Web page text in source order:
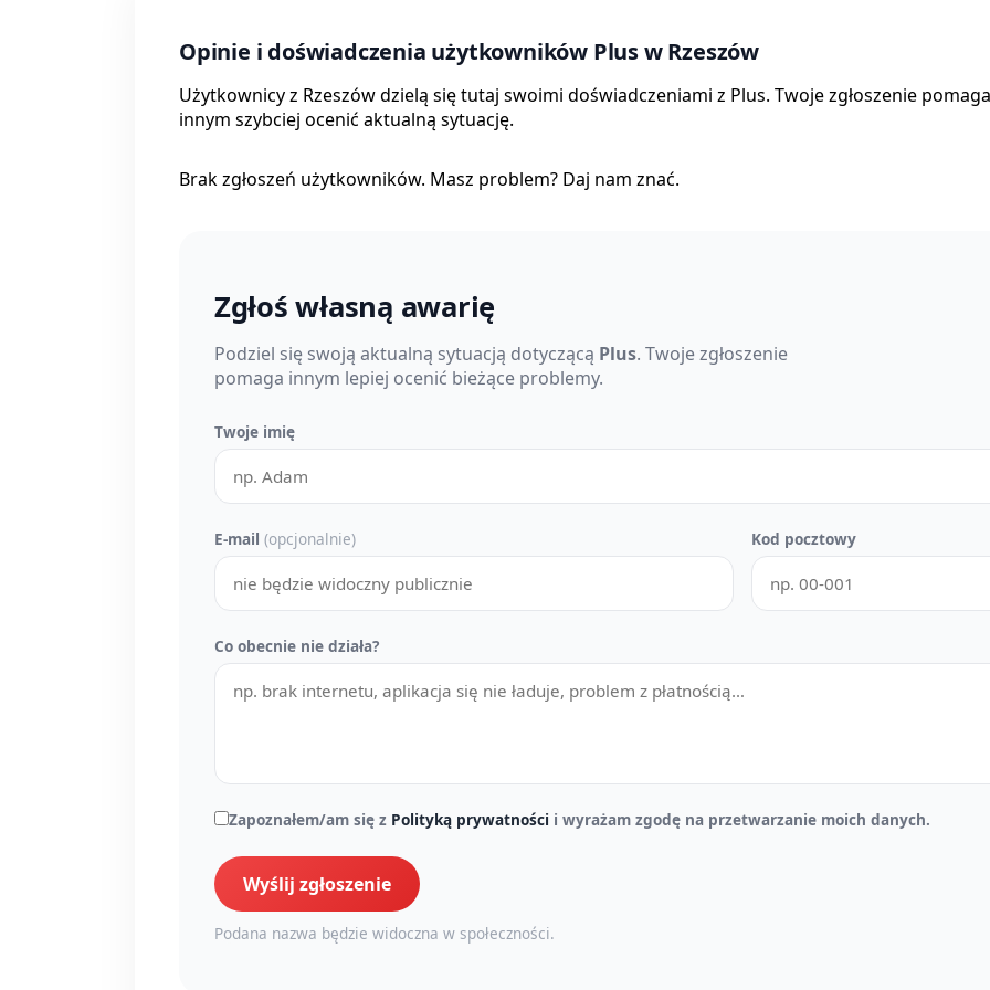
Opinie i doświadczenia użytkowników Plus w Rzeszów
Użytkownicy z Rzeszów dzielą się tutaj swoimi doświadczeniami z Plus. Twoje zgłoszenie pomaga
innym szybciej ocenić aktualną sytuację.
Brak zgłoszeń użytkowników. Masz problem? Daj nam znać.
Zgłoś własną awarię
Podziel się swoją aktualną sytuacją dotyczącą Plus. Twoje zgłoszenie
pomaga innym lepiej ocenić bieżące problemy.
Twoje imię
E-mail (opcjonalnie) Kod pocztowy
Co obecnie nie działa?
Zapoznałem/am się z Polityką prywatności i wyrażam zgodę na przetwarzanie moich danych.
Wyślij zgłoszenie
Podana nazwa będzie widoczna w społeczności.